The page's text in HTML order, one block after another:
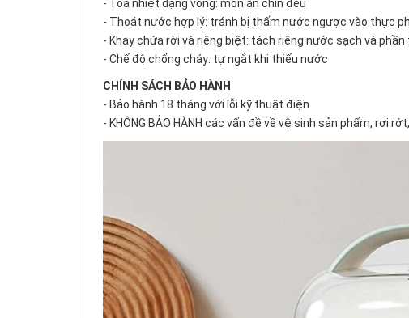
- Tỏa nhiệt dạng vòng: món ăn chín đều
- Thoát nước hợp lý: tránh bị thấm nước ngược vào thực
- Khay chứa rời và riêng biệt: tách riêng nước sạch và
- Chế độ chống cháy: tự ngắt khi thiếu nước
CHÍNH SÁCH BẢO HÀNH
- Bảo hành 18 tháng với lỗi kỹ thuật điện
- KHÔNG BẢO HÀNH các vấn đề về vệ sinh sản phẩm, rơi